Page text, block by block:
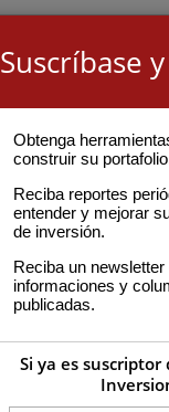
Suscríbase
Obtenga
construir su
Reciba reportes
entender y mejorar
de inversión.
Reciba un newsletter
informaciones y
publicadas.
Si ya es suscriptor